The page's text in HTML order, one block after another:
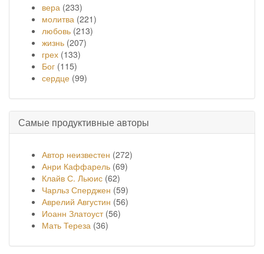
вера (233)
молитва (221)
любовь (213)
жизнь (207)
грех (133)
Бог (115)
сердце (99)
Самые продуктивные авторы
Автор неизвестен (272)
Анри Каффарель (69)
Клайв С. Льюис (62)
Чарльз Сперджен (59)
Аврелий Августин (56)
Иоанн Златоуст(56)
Мать Тереза (36)